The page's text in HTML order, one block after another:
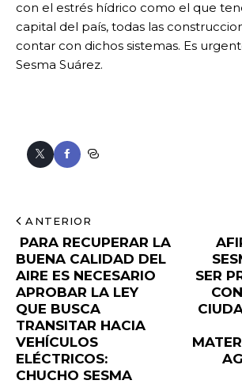
con el estrés hídrico como el que
capital del país, todas las
contar con dichos sistemas. Es
Sesma Suárez.
ANTERIOR
PARA RECUPERAR LA
BUENA CALIDAD DEL
AIRE ES NECESARIO
APROBAR LA LEY
QUE BUSCA
TRANSITAR HACIA
VEHÍCULOS
ELÉCTRICOS:
CHUCHO SESMA
SER